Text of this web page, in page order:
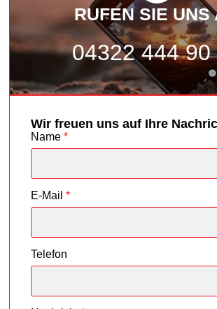
RUFEN SIE UNS
04322 444 90
Wir freuen uns auf Ihre
Name *
E-Mail *
Telefon